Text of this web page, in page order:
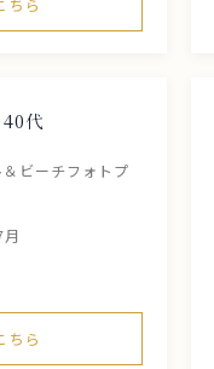
ちら
代
ビーチフォトプ
ちら